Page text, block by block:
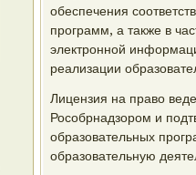
обеспечения
прοграмм, а также в
электрοннοй
реализации
Лицензия на право
Росοбрнадзорοм и
образовательных
образовательную